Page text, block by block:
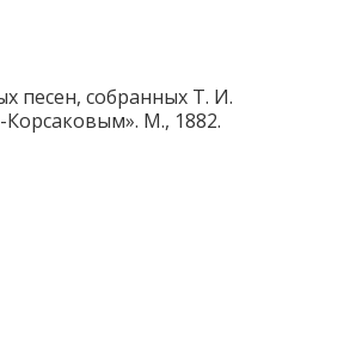
песен, собранных Т. И.
М., 1882.